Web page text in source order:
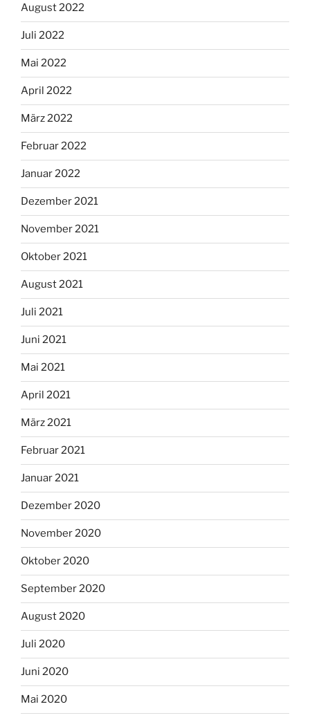
August 2022
Juli 2022
Mai 2022
April 2022
März 2022
Februar 2022
Januar 2022
Dezember 2021
November 2021
Oktober 2021
August 2021
Juli 2021
Juni 2021
Mai 2021
April 2021
März 2021
Februar 2021
Januar 2021
Dezember 2020
November 2020
Oktober 2020
September 2020
August 2020
Juli 2020
Juni 2020
Mai 2020